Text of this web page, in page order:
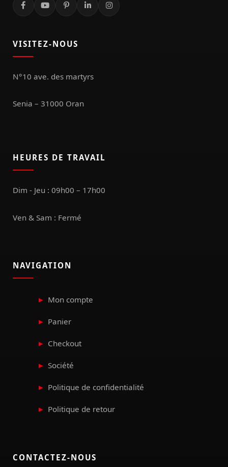
VISITEZ-NOUS
N°10 ave. des martyrs
Senia – 31000 Oran
HEURES DE TRAVAIL
Dim - Jeu : 09h00 – 17h00
Ven & Sam : Fermé
NAVIGATION
Mon compte
Panier
Checkout
Société
Politique de confidentialité
Politique de retour
CONTACTEZ-NOUS